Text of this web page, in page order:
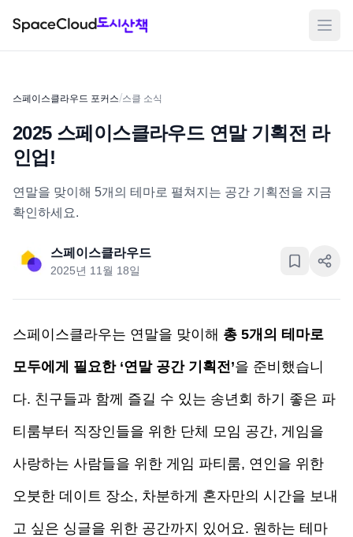
메뉴
스페이스클라우드 포커스/스클 소식
2025 스페이스클라우드 연말 기획전 라
인업!
연말을 맞이해 5개의 테마로 펼쳐지는 공간 기획전을 지금
확인하세요.
스페이스클라우드
2025년 11월 18일
스페이스클라우는 연말을 맞이해 총 5개의 테마로
모두에게 필요한 ‘연말 공간 기획전’을 준비했습니
다. 친구들과 함께 즐길 수 있는 송년회 하기 좋은 파
티룸부터 직장인들을 위한 단체 모임 공간, 게임을
사랑하는 사람들을 위한 게임 파티룸, 연인을 위한
오붓한 데이트 장소, 차분하게 혼자만의 시간을 보내
고 싶은 싱글을 위한 공간까지 있어요. 원하는 테마